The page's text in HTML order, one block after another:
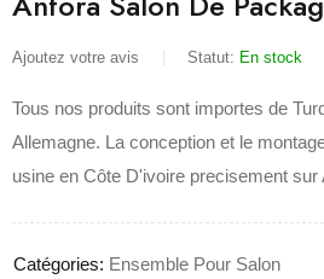
Ajoutez votre avis Statut: En stock
Tous nos produits sont importes de
Allemagne. La conception et le
usine en Côte D'ivoire precisement sur
Catégories: Ensemble Pour Salon